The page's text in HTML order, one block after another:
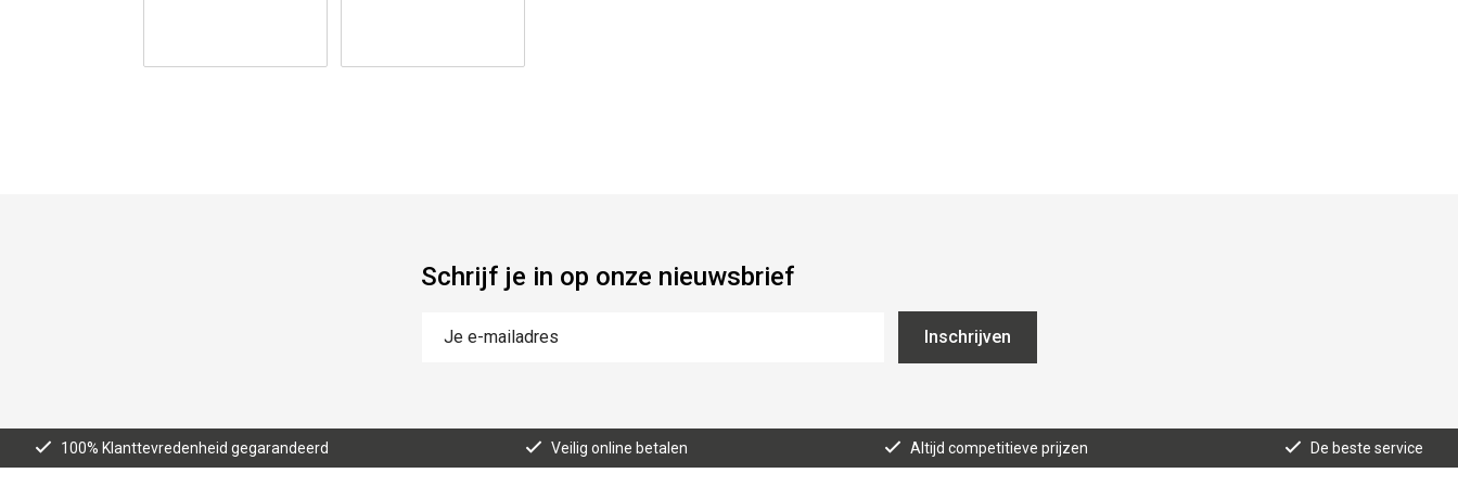
Schrijf je in op onze nieuwsbrief
Inschrijven
100% Klanttevredenheid gegarandeerd Veilig online betalen Altijd competitieve prijzen De beste service